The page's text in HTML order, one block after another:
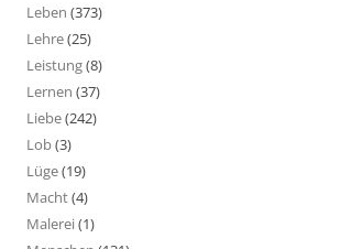
Leben (373)
Lehre(25)
Leistung(8)
Lernen (37)
Liebe(242)
Lob(3)
Lüge(19)
Macht(4)
Malerei(1)